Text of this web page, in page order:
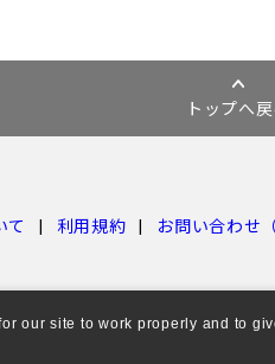
トップへ戻
て 利用規約 お問い合わせ
our site to work properly and to